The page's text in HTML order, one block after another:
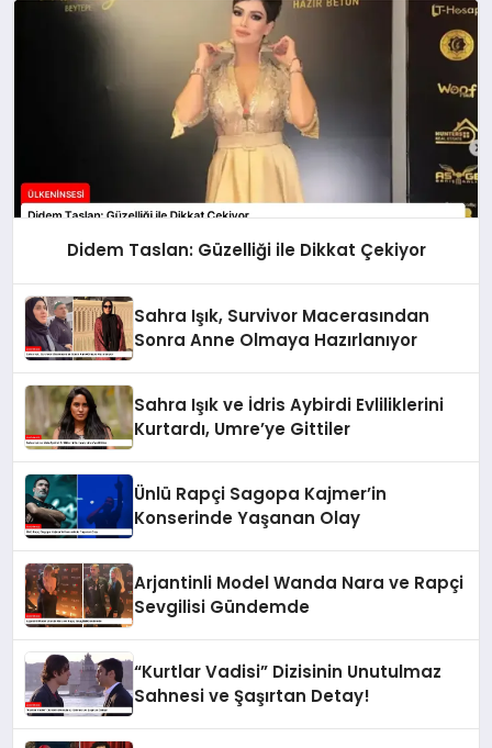
Didem Taslan: Güzelliği ile Dikkat Çekiyor
Sahra Işık, Survivor Macerasından
Sonra Anne Olmaya Hazırlanıyor
Sahra Işık ve İdris Aybirdi Evliliklerini
Kurtardı, Umre’ye Gittiler
Ünlü Rapçi Sagopa Kajmer’in
Konserinde Yaşanan Olay
Arjantinli Model Wanda Nara ve Rapçi
Sevgilisi Gündemde
“Kurtlar Vadisi” Dizisinin Unutulmaz
Sahnesi ve Şaşırtan Detay!